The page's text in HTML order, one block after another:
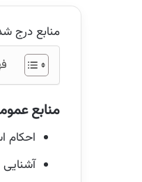
منابع درج
منابع
احکام
آشنایی